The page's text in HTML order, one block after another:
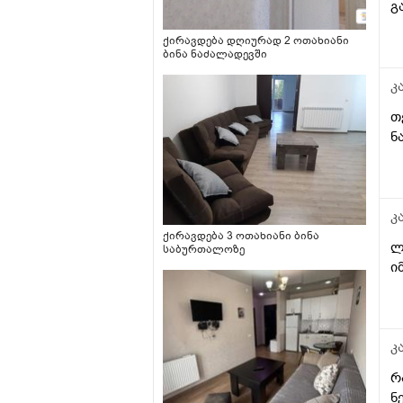
ქირავდება დღიურად 2 ოთახიანი
ბინა ნაძალადევში
ქირავდება 3 ოთახიანი ბინა
საბურთალოზე